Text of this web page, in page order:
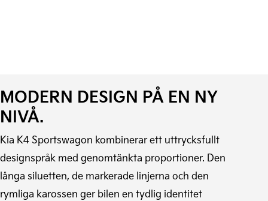
MODERN DESIGN PÅ EN NY
NIVÅ.
Kia K4 Sportswagon kombinerar ett uttrycksfullt
designspråk med genomtänkta proportioner. Den
långa siluetten, de markerade linjerna och den
rymliga karossen ger bilen en tydlig identitet